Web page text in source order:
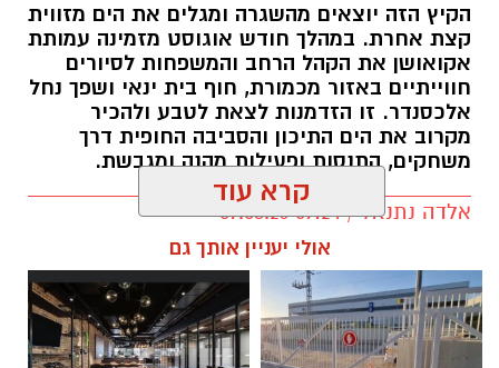
הקיץ הזה יוצאים מהשגרה ומגלים את הים מזווית
קצת אחרת. במהלך חודש אוגוסט מזמינה עמותת
אקואושן את הקהל הרחב והמשפחות לסיורים
חווייתיים באזור מכמורת, חוף בית ינאי ושפך נחל
אלכסנדר. זו הזדמנות לצאת לטבע ולהכיר
מקרוב את הים התיכון והסביבה החופית דרך
משחקים, התנסות ופעילות מהנה ומגבשת.
אלדה נתנאל / 09:24 07.08.26
קרא עוד
אולי יעניין אותך גם